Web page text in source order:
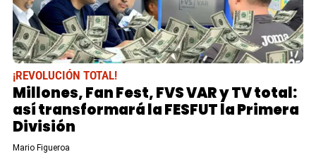
¡REVOLUCIÓN TOTAL!
Millones, Fan Fest, FVS VAR y TV total:
así transformará la FESFUT la Primera
División
Mario Figueroa